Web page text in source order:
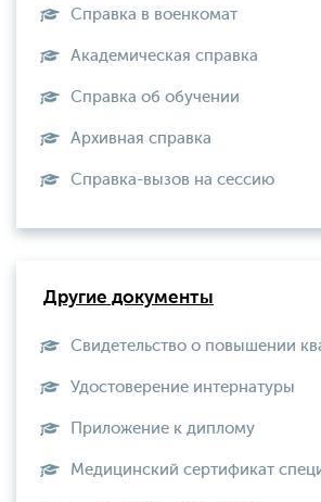
Справка в военкомат
Академическая справка
Справка об обучении
Архивная справка
Справка-вызов на сессию
Другие документы
Свидетельство о повышении
Удостоверение интернатуры
Приложение к диплому
Медицинский сертификат